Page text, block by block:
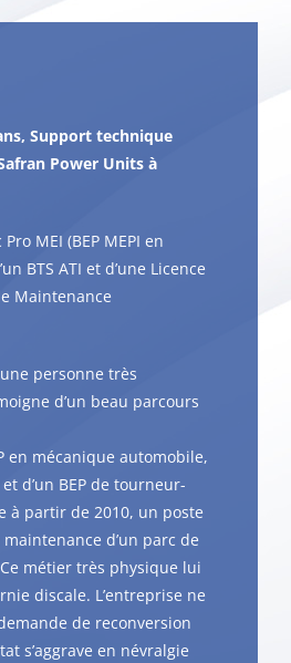
Support technique
Power Units à
MEI (BEP MEPI en
BTS ATI et d’une Licence
Maintenance
personne très
d’un beau parcours
en mécanique automobile,
d’un BEP de tourneur-
à partir de 2010, un poste
d’un parc de
métier très physique lui
discale. L’entreprise ne
de reconversion
s’aggrave en névralgie